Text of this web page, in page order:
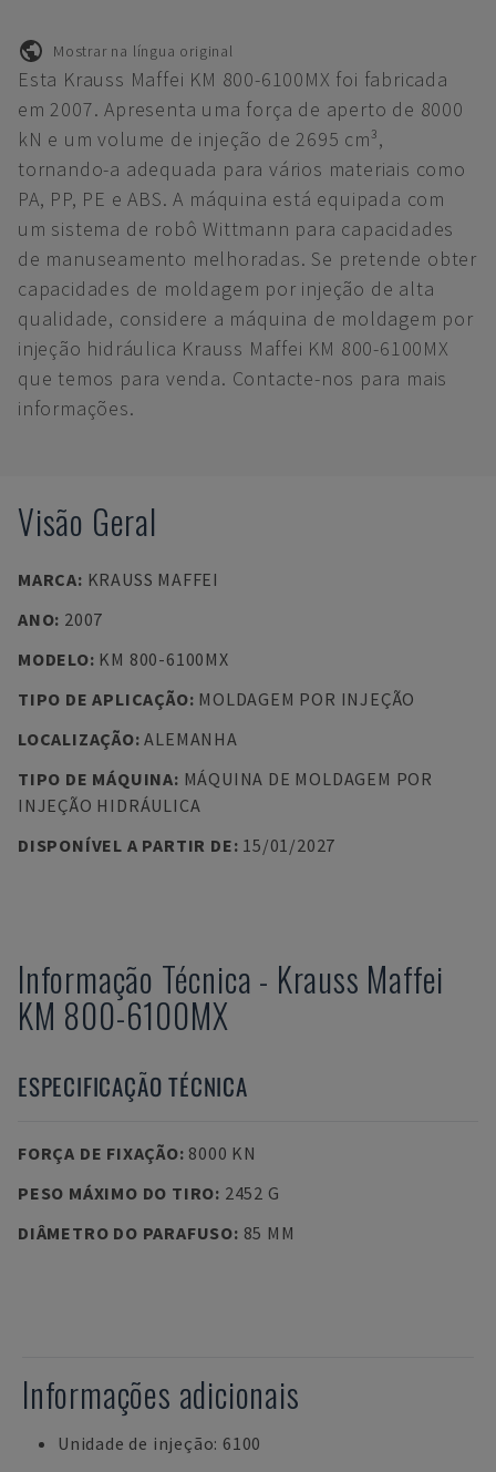
Mostrar na língua original
Esta Krauss Maffei KM 800-6100MX foi fabricada
em 2007. Apresenta uma força de aperto de 8000
kN e um volume de injeção de 2695 cm³,
tornando-a adequada para vários materiais como
PA, PP, PE e ABS. A máquina está equipada com
um sistema de robô Wittmann para capacidades
de manuseamento melhoradas. Se pretende obter
capacidades de moldagem por injeção de alta
qualidade, considere a máquina de moldagem por
injeção hidráulica Krauss Maffei KM 800-6100MX
que temos para venda. Contacte-nos para mais
informações.
Visão Geral
MARCA: KRAUSS MAFFEI
ANO: 2007
MODELO: KM 800-6100MX
TIPO DE APLICAÇÃO: MOLDAGEM POR INJEÇÃO
LOCALIZAÇÃO:ALEMANHA
TIPO DE MÁQUINA: MÁQUINA DE MOLDAGEM POR
INJEÇÃO HIDRÁULICA
DISPONÍVEL A PARTIR DE: 15/01/2027
Informação Técnica - Krauss Maffei
KM 800-6100MX
ESPECIFICAÇÃO TÉCNICA
FORÇA DE FIXAÇÃO: 8000 KN
PESO MÁXIMO DO TIRO: 2452 G
DIÂMETRO DO PARAFUSO: 85 MM
Informações adicionais
Unidade de injeção: 6100